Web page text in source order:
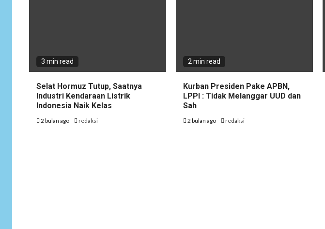
3 min read
Selat Hormuz Tutup, Saatnya
Industri Kendaraan Listrik
Indonesia Naik Kelas
2 bulan ago redaksi
2 min read
Kurban Presiden Pake APBN,
LPPI : Tidak Melanggar UUD dan
Sah
2 bulan ago redaksi